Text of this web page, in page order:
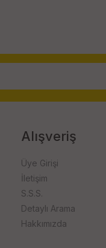
Alışveriş
Üye Girişi
İletişim
S.S.S.
Detaylı Arama
Hakkımızda